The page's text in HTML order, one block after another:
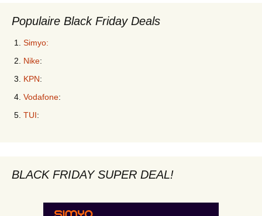
Populaire Black Friday Deals
Simyo:
Nike:
KPN:
Vodafone:
TUI:
BLACK FRIDAY SUPER DEAL!